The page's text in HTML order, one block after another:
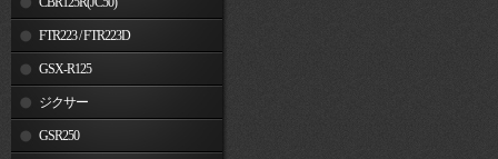
FTR223 / FTR223D
GSX-R125
ジクサー
GSR250